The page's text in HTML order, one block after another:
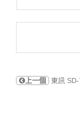
上一個 東訊